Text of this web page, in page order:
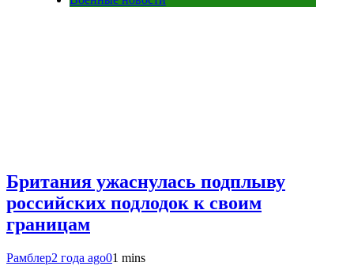
Британия ужаснулась подплыву
российских подлодок к своим
границам
Рамблер2 года ago01 mins